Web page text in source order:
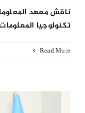
ناقش معهد
تكنولوجيا
Read More